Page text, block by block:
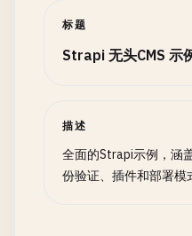
标题
Strapi 无头CMS 示
描述
全面的Strapi示例，涵
份验证、插件和部署模